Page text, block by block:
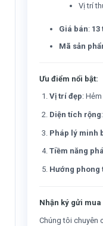
Vị trí
Giá bán: 13
Mã sản
Ưu điểm nổi bật:
Vị trí đẹp:
Diện tích rộng
Pháp lý minh
Tiềm năng
Hướng phong
Nhận ký gửi
Chúng tôi chuyên